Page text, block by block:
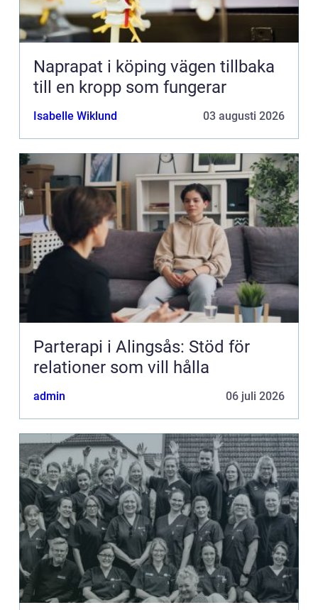
Naprapat i köping vägen tillbaka
till en kropp som fungerar
Isabelle Wiklund 03 augusti 2026
Parterapi i Alingsås: Stöd för
relationer som vill hålla
admin 06 juli 2026